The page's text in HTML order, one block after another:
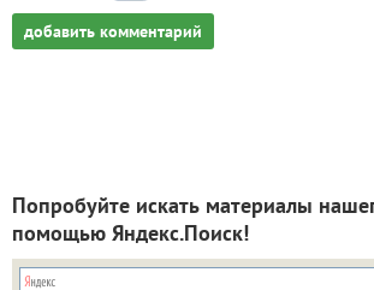
добавить комментарий
Попробуйте искать материалы
помощью Яндекс.Поиск!